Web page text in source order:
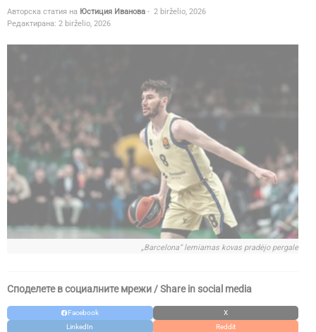
Авторска статия на Юстиция Иванова - 2 birželio, 2026
Редактирана: 2 birželio, 2026
„Barcelona“ lemiamas kovas pradėjo pergale
Споделете в социалните мрежи / Share in social media
Facebook
X
LinkedIn
Reddit